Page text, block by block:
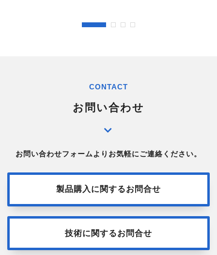
CONTACT
お問い合わせ
お問い合わせフォームよりお気軽にご連絡ください。
製品購入に関するお問合せ
技術に関するお問合せ